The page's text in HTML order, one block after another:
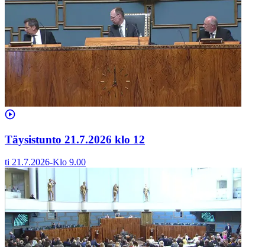
Täysistunto 21.7.2026 klo 12
ti 21.7.2026-Klo 9.00